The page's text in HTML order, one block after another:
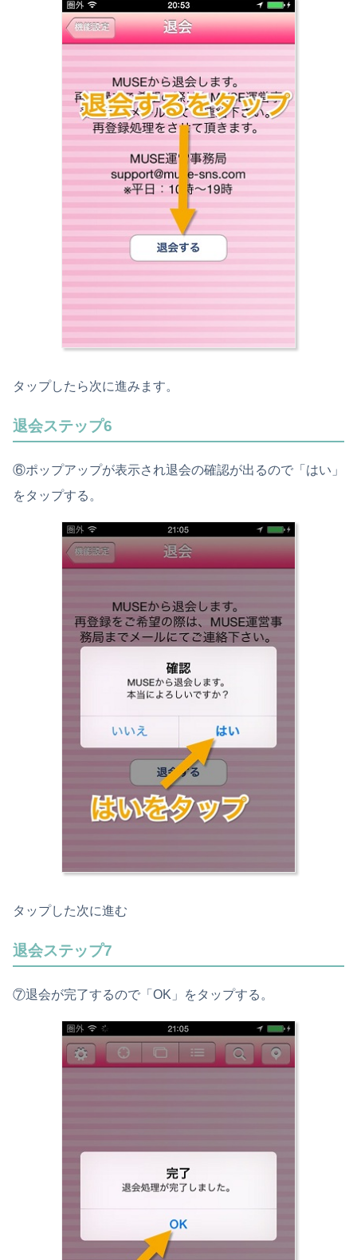
タップしたら次に進みます。
退会ステップ6
⑥ポップアップが表示され退会の確認が出るので「はい」
をタップする。
タップした次に進む
退会ステップ7
⑦退会が完了するので「OK」をタップする。